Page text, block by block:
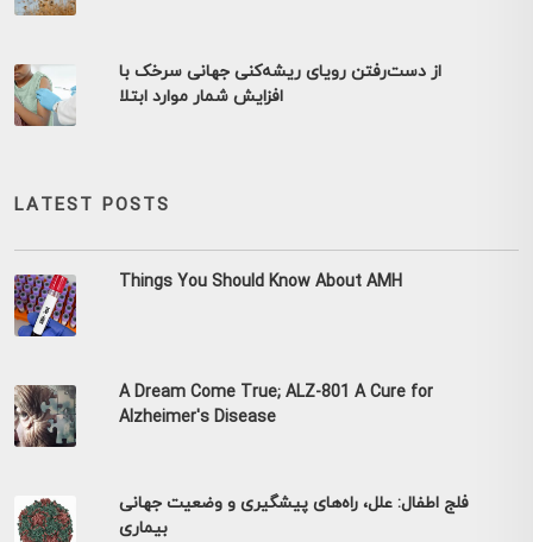
از دست‌رفتن رویای ریشه‌کنی جهانی سرخک با
افزایش شمار موارد ابتلا
LATEST POSTS
Things You Should Know About AMH
A Dream Come True; ALZ-801 A Cure for
Alzheimer's Disease
فلج اطفال: علل، راه‌های پیشگیری و وضعیت جهانی
بیماری